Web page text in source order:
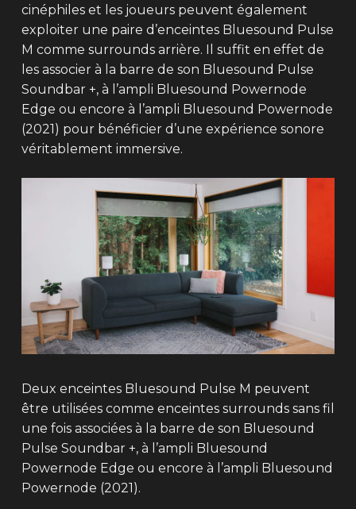
cinéphiles et les joueurs peuvent également
exploiter une paire d’enceintes Bluesound Pulse
M comme surrounds arrière. Il suffit en effet de
les associer à la barre de son Bluesound Pulse
Soundbar +, à l’ampli Bluesound Powernode
Edge ou encore à l’ampli Bluesound Powernode
(2021) pour bénéficier d’une expérience sonore
véritablement immersive.
Deux enceintes Bluesound Pulse M peuvent
être utilisées comme enceintes surrounds sans fil
une fois associées à la barre de son Bluesound
Pulse Soundbar +, à l’ampli Bluesound
Powernode Edge ou encore à l’ampli Bluesound
Powernode (2021).